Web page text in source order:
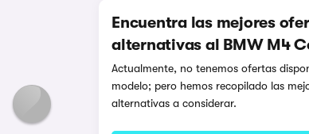
Encuentra las mejores
alternativas al BMW M4
Actualmente, no tenemos ofertas
modelo; pero hemos recopilado las
alternativas a considerar.